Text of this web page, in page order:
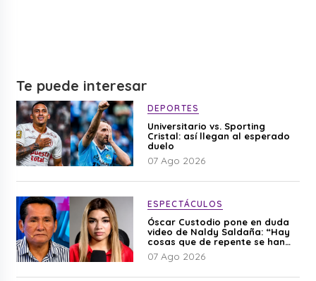
Te puede interesar
DEPORTES
Universitario vs. Sporting
Cristal: así llegan al esperado
duelo
07 Ago 2026
ESPECTÁCULOS
Óscar Custodio pone en duda
video de Naldy Saldaña: “Hay
cosas que de repente se han
editado”
07 Ago 2026